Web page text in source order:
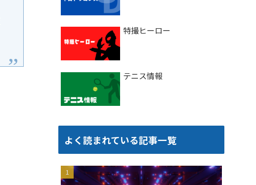
特撮ヒーロー
テニス情報
よく読まれている記事一覧